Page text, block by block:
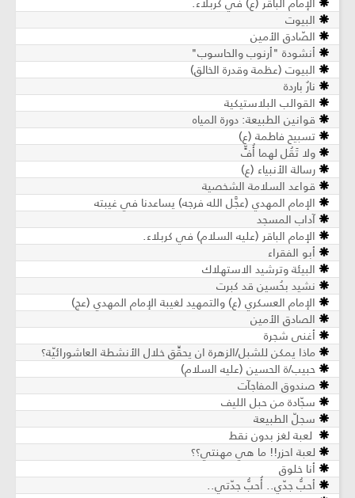
البيوت
الصّادق الأمين
أنشودة "أرنوب والحاسوب"
البيوت (عظمة وقدرة الخالق)
نارٌ باردة
القوالب البلاستيكية
قوانين الطبيعة: دورة المياه
تسبيح فاطمة (ع)
ولا تَقُل لهما أُفٍّ
رسالة الأنبياء (ع)
قواعد السلامة الشخصية
الإمام المهدي (عجَّل الله فرجه) يساعدنا في غيبته
آداب المسجد
الإمام الباقر (عليه السلام) في كربلاء.
أبو الفقراء
البيئة وترشيد الاستهلاك
نشيد بحُسين قد كبرت
الإمام العسكري (ع) والتمهيد لغيبة الإمام المهدي (عج)
الصادق الأمين
أغنى شجرة
ماذا يمكن للشبل/الزهرة ان يحقِّق خلال الأنشطة العاشورائيّة؟
حبيب/ة الحسين (عليه السلام)
صندوق المفاجآت
سجّادة من حبل الليف
سجلّ الطبيعة
لعبة لغز بدون نقط
لعبة احزر!! ما هي مهنتي؟؟
أنا خلوق
أحبُّ جدّي.. أُحبُّ جدّتي..